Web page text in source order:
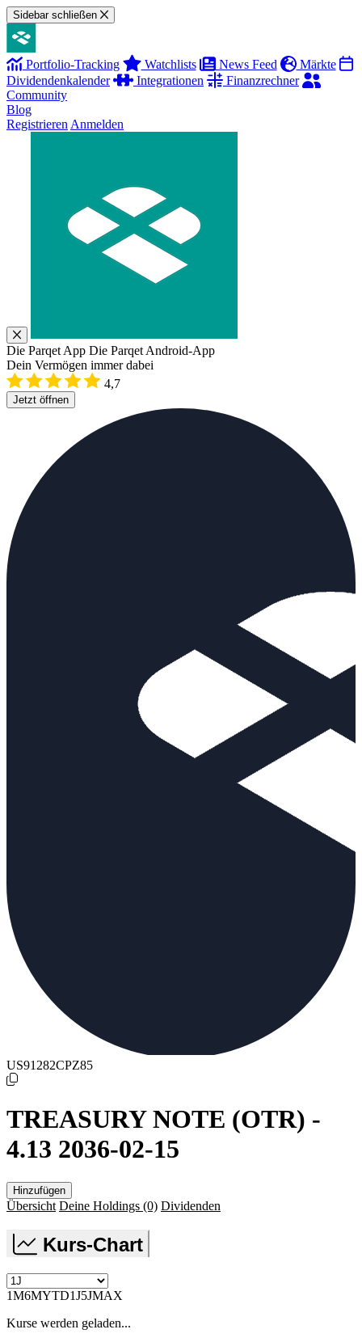
Sidebar schließen
Portfolio-Tracking Watchlists News Feed
Märkte
Dividendenkalender
Integrationen
Finanzrechner
Community
Blog
Registrieren Anmelden
Die Parqet App Die Parqet Android-App
Dein Vermögen immer dabei
4,7
Jetzt öffnen
US91282CPZ85
TREASURY NOTE (OTR) -
4.13 2036-02-15
Hinzufügen
Übersicht Deine Holdings (0) Dividenden
Kurs-Chart
1M6MYTD1J5JMAX
Kurse werden geladen...